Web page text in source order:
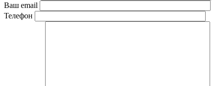
Ваш email
Телефон